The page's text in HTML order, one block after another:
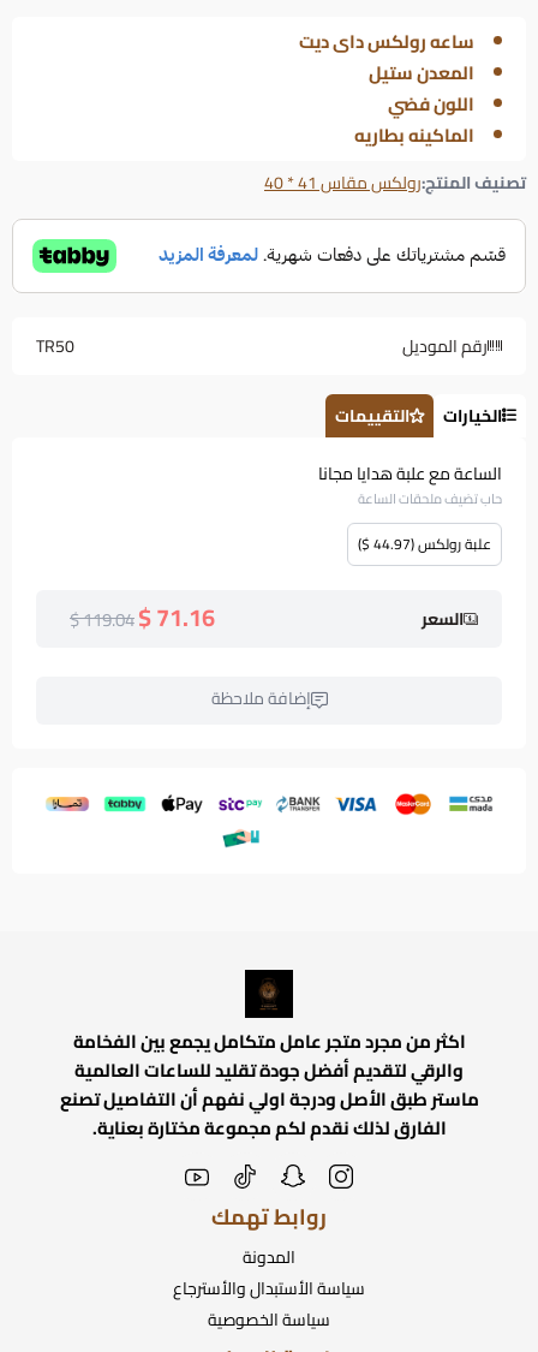
ساعه رولكس داى ديت
المعدن ستيل
اللون فضي
الماكينه بطاريه
تصنيف المنتج:رولكس مقاس 41 * 40
رقم الموديل TR50
الخيارات
التقييمات
الساعة مع علبة هدايا مجانا
حاب تضيف ملحقات الساعة
علبة رولكس (44.97 $)
السعر 71.16 $
119.04 $
إضافة ملاحظة
اكثر من مجرد متجر عامل متكامل يجمع بين الفخامة
والرقي لتقديم أفضل جودة تقليد للساعات العالمية
ماستر طبق الأصل ودرجة اولي نفهم أن التفاصيل تصنع
الفارق لذلك نقدم لكم مجموعة مختارة بعناية.
روابط تهمك
المدونة
سياسة الأستبدال والأسترجاع
سياسة الخصوصية